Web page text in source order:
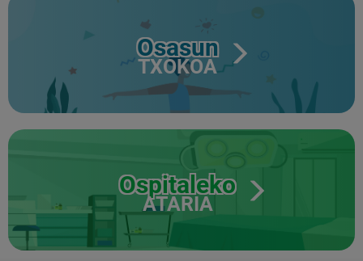
Osasun
TXOKOA
Ospitaleko
ATARIA